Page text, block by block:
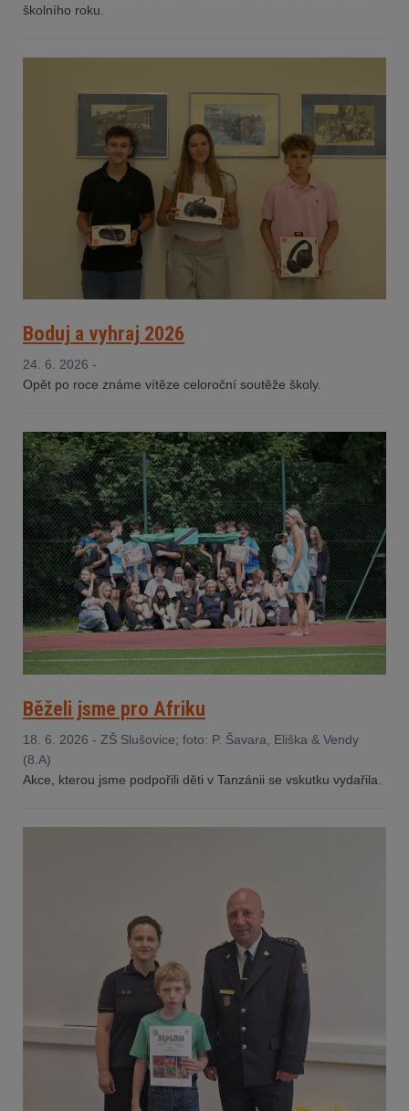
školního roku.
Boduj a vyhraj 2026
24. 6. 2026 -
Opět po roce známe vítěze celoroční soutěže školy.
Běželi jsme pro Afriku
18. 6. 2026 - ZŠ Slušovice; foto: P. Šavara, Eliška & Vendy
(8.A)
Akce, kterou jsme podpořili děti v Tanzánii se vskutku vydařila.